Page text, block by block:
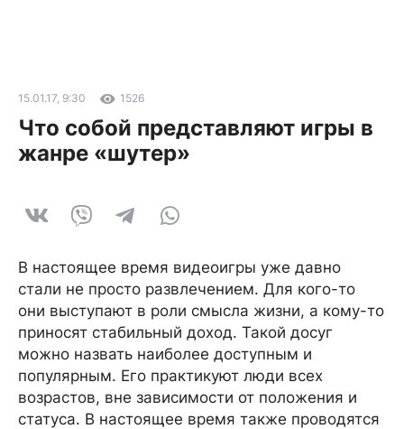
15.01.17, 9:30 1526
Что собой представляют игры в
жанре «шутер»
В настоящее время видеоигры уже давно
стали не просто развлечением. Для кого-то
они выступают в роли смысла жизни, а кому-то
приносят стабильный доход. Такой досуг
можно назвать наиболее доступным и
популярным. Его практикуют люди всех
возрастов, вне зависимости от положения и
статуса. В настоящее время также проводятся